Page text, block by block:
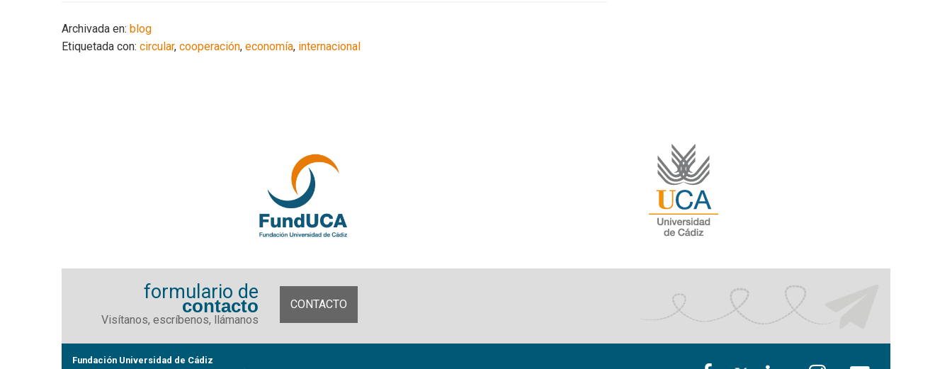
Archivada en: blog
Etiquetada con: circular, cooperación, economía, internacional
formulario de
contacto
Visítanos, escríbenos, llámanos
CONTACTO
Fundación Universidad de Cádiz